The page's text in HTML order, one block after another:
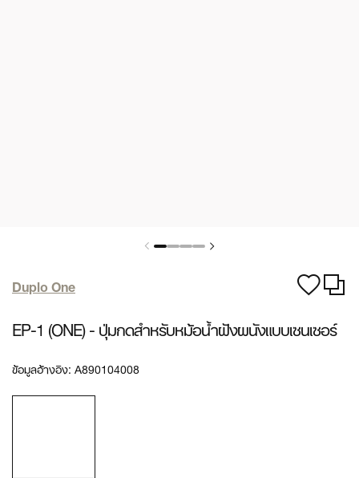
Duplo One
EP-1 (ONE) - ปุ่มกดสำหรับหม้อน้ำฝังผนังแบบเซนเซอร์
ข้อมูลอ้างอิง:A890104008